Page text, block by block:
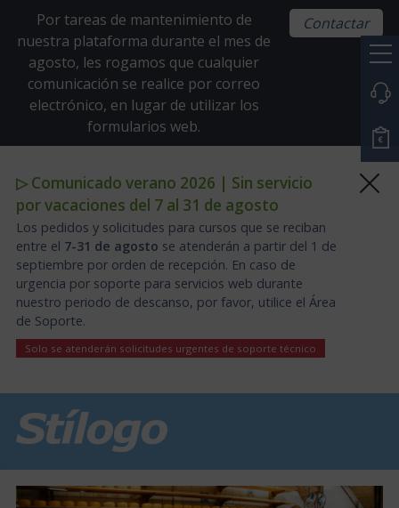
Por tareas de mantenimiento de
nuestra plataforma durante el mes de
agosto, les rogamos que cualquier
comunicación se realice por correo
electrónico, en lugar de utilizar los
formularios web.
Contactar
▷ Comunicado verano 2026 | Sin servicio
por vacaciones del 7 al 31 de agosto
Los pedidos y solicitudes para cursos que se reciban
entre el 7-31 de agosto se atenderán a partir del 1 de
septiembre por orden de recepción. En caso de
urgencia por soporte para servicios web durante
nuestro periodo de descanso, por favor, utilice el Área
de Soporte.
Solo se atenderán solicitudes urgentes de soporte técnico